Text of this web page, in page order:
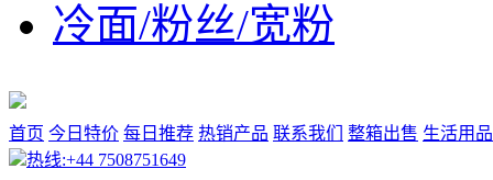
冷面/粉丝/宽粉
首页 今日特价 每日推荐 热销产品 联系我们 整箱出售 生活用品
热线:+44 7508751649